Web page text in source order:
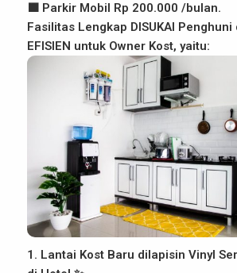
🟫 Parkir Mobil Rp 200.000 /bulan.
Fasilitas Lengkap DISUKAI Penghuni
EFISIEN untuk Owner Kost, yaitu:
1. Lantai Kost Baru dilapisin Vinyl